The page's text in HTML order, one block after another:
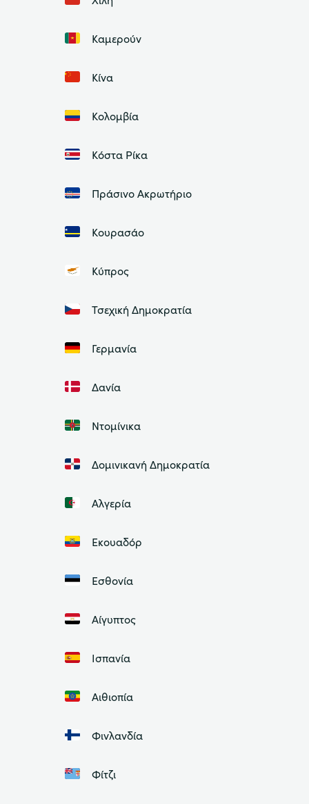
Καμερούν
Κίνα
Κολομβία
Κόστα Ρίκα
Πράσινο Ακρωτήριο
Κουρασάο
Κύπρος
Τσεχική Δημοκρατία
Γερμανία
Δανία
Ντομίνικα
Δομινικανή Δημοκρατία
Αλγερία
Εκουαδόρ
Εσθονία
Αίγυπτος
Ισπανία
Αιθιοπία
Φινλανδία
Φίτζι